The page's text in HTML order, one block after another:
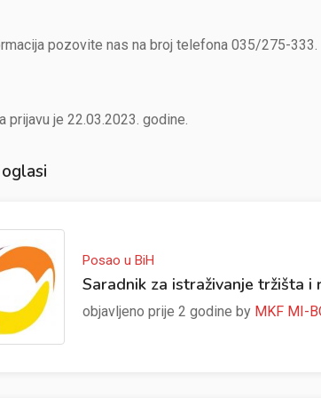
pozovite nas na broj telefona 035/275-333.
prijavu je 22.03.2023. godine.
Posao u BiH
Saradnik za istraživanje tržišta i
objavljeno prije 2 godine by MKF MI-